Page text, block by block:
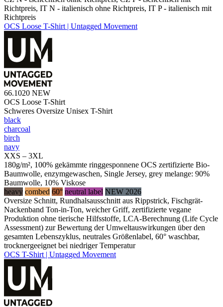
Richtpreis, IT N - italienisch ohne Richtpreis, IT P - italienisch mit
Richtpreis
OCS Loose T-Shirt | Untagged Movement
66.1020 NEW
OCS Loose T-Shirt
Schweres Oversize Unisex T-Shirt
black
charcoal
birch
navy
XXS – 3XL
180g/m², 100% gekämmte ringgesponnene OCS zertifizierte Bio-
Baumwolle, enzymgewaschen, Single Jersey, grey melange: 90%
Baumwolle, 10% Viskose
heavy combed 60° neutral label NEW 2026
Oversize Schnitt, Rundhalsausschnitt aus Rippstrick, Fischgrät-
Nackenband Ton-in-Ton, weicher Griff, zertifizierte vegane
Produktion ohne tierische Hilfsstoffe, LCA-Berechnung (Life Cycle
Assessment) zur Bewertung der Umweltauswirkungen über den
gesamten Lebenszyklus, neutrales Größenlabel, 60° waschbar,
trocknergeeignet bei niedriger Temperatur
OCS T-Shirt | Untagged Movement